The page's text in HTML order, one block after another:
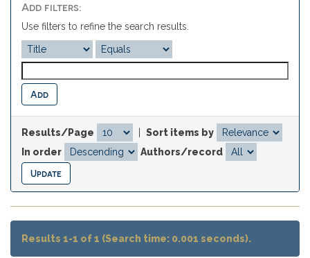
Add filters:
Use filters to refine the search results.
Results/Page
Sort items by
In order
Authors/record
Results 1-1 of 1 (Search time: 0.001 seconds).